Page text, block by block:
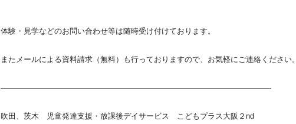
体験・見学などのお問い合わせ等は随時受け付けております。
またメールによる資料請求（無料）も行っておりますので、お気軽にご連絡ください。
———————————————————————————————————-
吹田、茨木 児童発達支援・放課後デイサービス こどもプラス大阪２nd